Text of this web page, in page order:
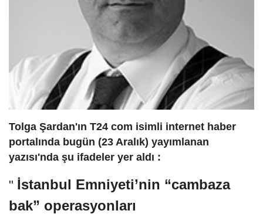
Tolga Şardan'ın T24 com isimli internet haber
portalında bugün (23 Aralık) yayımlanan
yazısı'nda şu ifadeler yer aldı :
" İstanbul Emniyeti’nin “cambaza
bak” operasyonları